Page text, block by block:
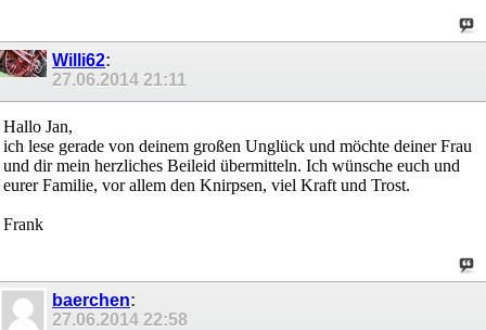
Willi62:
27.06.2014 21:11
Hallo Jan,
ich lese gerade von deinem großen Unglück und möchte deiner Frau
und dir mein herzliches Beileid übermitteln. Ich wünsche euch und
eurer Familie, vor allem den Knirpsen, viel Kraft und Trost.
Frank
baerchen:
27.06.2014 22:58